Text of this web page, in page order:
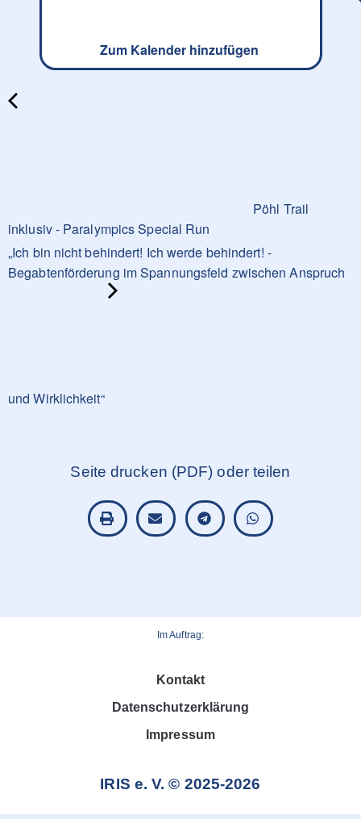
Zum Kalender hinzufügen
Pöhl Trail
inklusiv - Paralympics Special Run
„Ich bin nicht behindert! Ich werde behindert! -
Begabtenförderung im Spannungsfeld zwischen Anspruch
und Wirklichkeit“
Seite drucken (PDF) oder teilen
Im Auftrag:
Kontakt
Datenschutzerklärung
Impressum
IRIS e. V. © 2025-2026